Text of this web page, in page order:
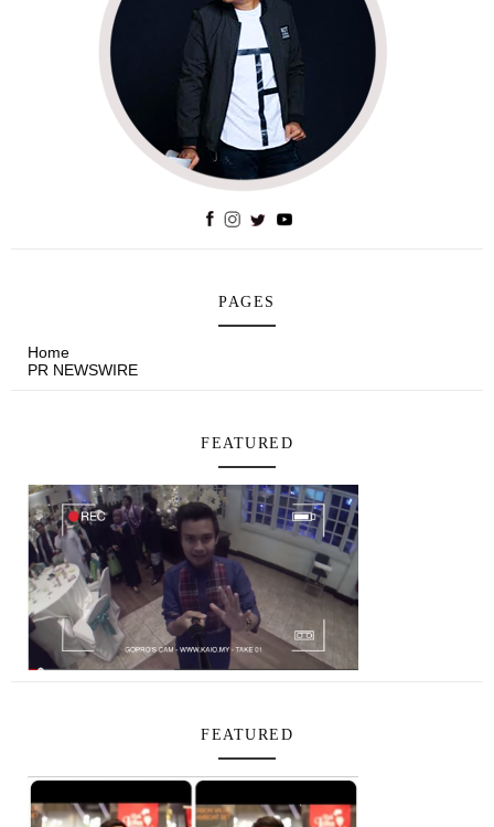
PAGES
Home
PR NEWSWIRE
FEATURED
FEATURED